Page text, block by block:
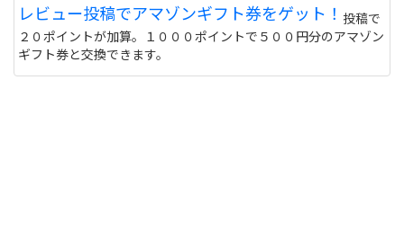
レビュー投稿でアマゾンギフト券をゲット！ 投稿で
２０ポイントが加算。１０００ポイントで５００円分のアマゾン
ギフト券と交換できます。